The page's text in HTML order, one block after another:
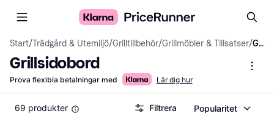
Start/Trädgård & Utemiljö/Grilltillbehör/Grillmöbler & Tillsatser/ Grillsidobord
Grillsidobord
Prova flexibla betalningar med Lär dig hur
69 produkter Filtrera Popularitet